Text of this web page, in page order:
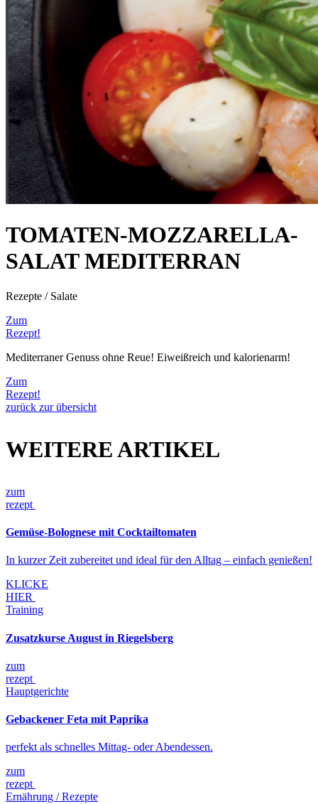
TOMATEN-MOZZARELLA-
SALAT MEDITERRAN
Rezepte / Salate
Zum
Rezept!
Mediterraner Genuss ohne Reue! Eiweißreich und kalorienarm!
Zum
Rezept!
zurück zur übersicht
WEITERE ARTIKEL
zum
rezept
Gemüse-Bolognese mit Cocktailtomaten
In kurzer Zeit zubereitet und ideal für den Alltag – einfach genießen!
KLICKE
HIER
Training
Zusatzkurse August in Riegelsberg
zum
rezept
Hauptgerichte
Gebackener Feta mit Paprika
perfekt als schnelles Mittag- oder Abendessen.
zum
rezept
Ernährung / Rezepte